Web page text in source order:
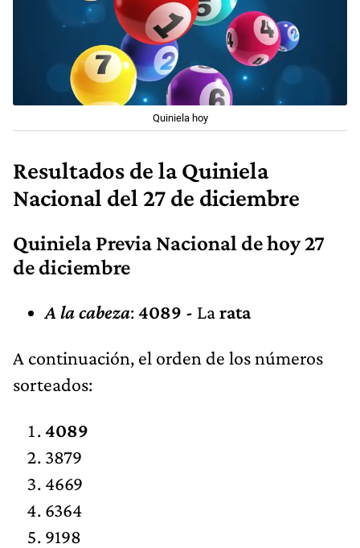
Quiniela hoy
Resultados de la Quiniela
Nacional del 27 de diciembre
Quiniela Previa Nacional de hoy 27
de diciembre
A la cabeza:4089 - Larata
A continuación, el orden de los números
sorteados:
4089
3879
4669
6364
9198